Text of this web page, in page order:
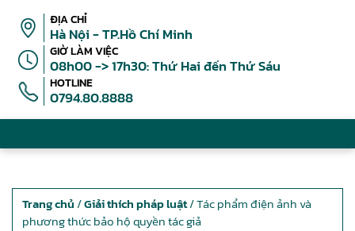
ĐỊA CHỈ
Hà Nội - TP.Hồ Chí Minh
GIỜ LÀM VIỆC
08h00 -> 17h30: Thứ Hai đến Thứ Sáu
HOTLINE
0794.80.8888
Trang chủ /Giải thích pháp luật/ Tác phẩm điện ảnh và
phương thức bảo hộ quyền tác giả